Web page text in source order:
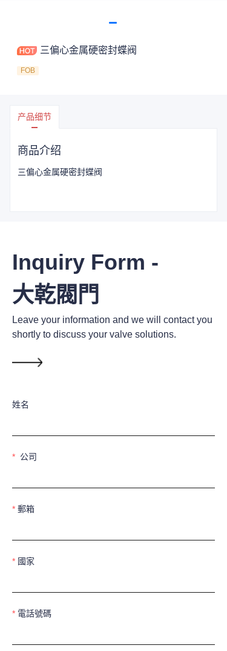
三偏心金属硬密封蝶阀
FOB
产品细节
商品介绍
三偏心金属硬密封蝶阀
Inquiry Form -
大乾閥門
姓名
公司
郵箱
國家
電話號碼
Leave your information and we will contact you
shortly to discuss your valve solutions.